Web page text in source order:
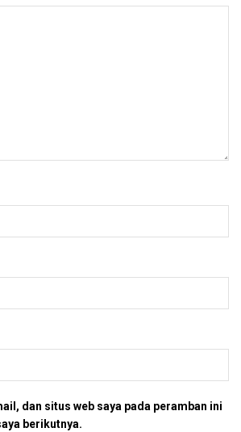
dan situs web saya pada peramban ini
berikutnya.